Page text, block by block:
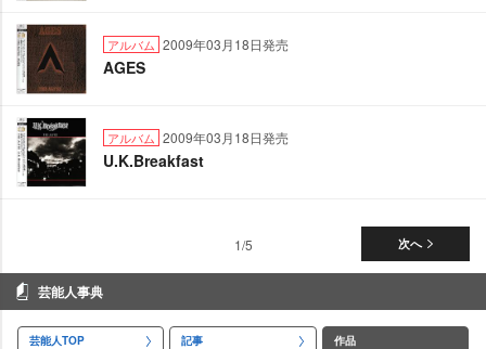
アルバム 2009年03月18日発売
AGES
アルバム 2009年03月18日発売
U.K.Breakfast
次へ
1/5
芸能人事典
芸能人TOP 記事 作品